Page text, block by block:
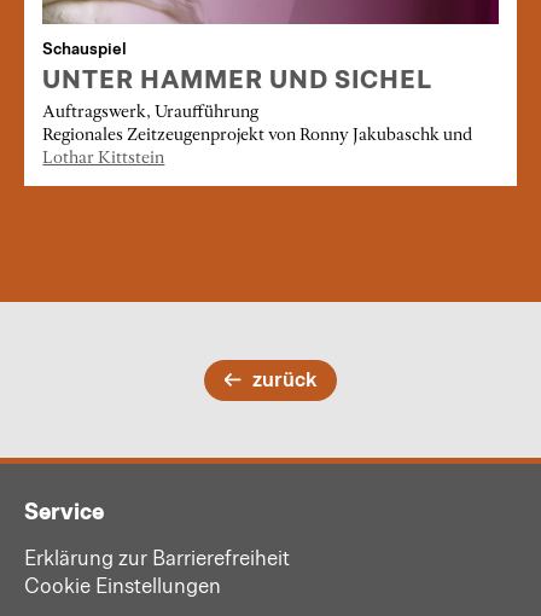
Schauspiel
UNTER HAMMER UND SICHEL
Auftragswerk, Uraufführung
Regionales Zeitzeugenprojekt von Ronny Jakubaschk und
Lothar Kittstein
zurück
Service
Erklärung zur Barrierefreiheit
Cookie Einstellungen